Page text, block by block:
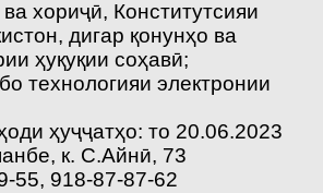
хориҷӣ, Конститутсияи
дигар қонунҳо ва
ҳуқуқии соҳавӣ;
технологияи электронии
ҳуҷҷатҳо: то 20.06.2023
к. С.Айнӣ, 73
55, 918-87-87-62